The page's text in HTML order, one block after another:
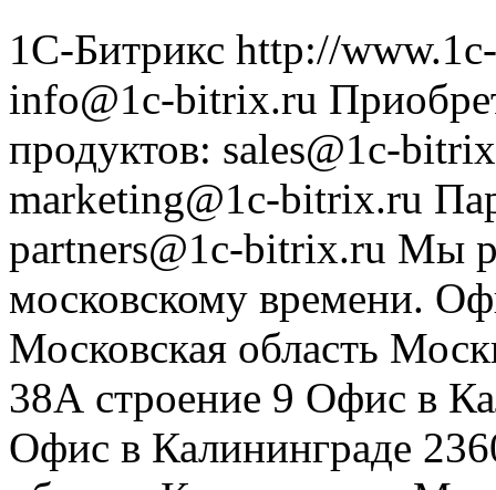
1С-Битрикс http://
info@1c-bitrix.ru
продуктов: sales@1c-
marketing@1c-bitrix.ru
partners@1c-bitrix.ru Мы
московскому времени.
Московская область
38А строение 9 Офис в
Офис в Калининграде